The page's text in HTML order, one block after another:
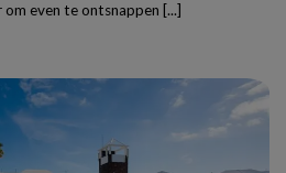
even te ontsnappen [...]